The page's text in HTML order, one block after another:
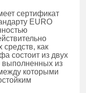
сертификат
EURO
как
состоит из двух
выполненных из
которыми